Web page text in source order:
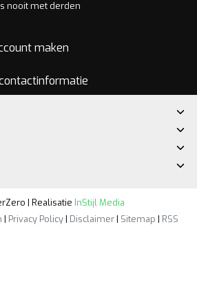
nooit met derden
maken
| Realisatie InStijl Media
| Privacy Policy| Disclaimer| Sitemap | RSS